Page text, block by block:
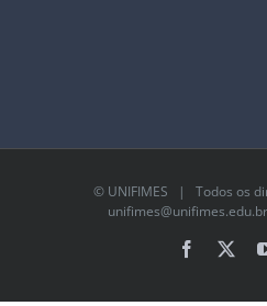
© UNIFIMES | Todos os
unifimes@unifimes.edu.br
Facebook